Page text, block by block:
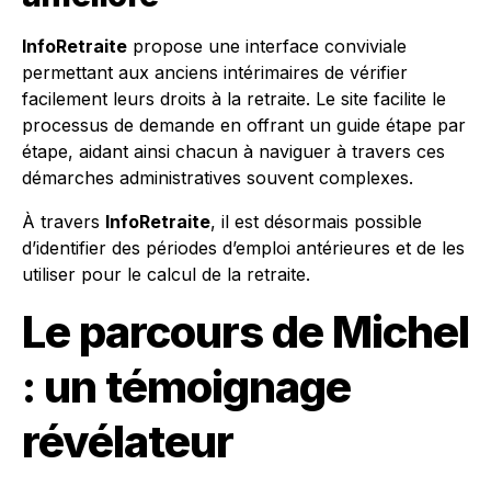
InfoRetraite propose une interface conviviale
permettant aux anciens intérimaires de vérifier
facilement leurs droits à la retraite. Le site facilite le
processus de demande en offrant un guide étape par
étape, aidant ainsi chacun à naviguer à travers ces
démarches administratives souvent complexes.
À travers InfoRetraite, il est désormais possible
d’identifier des périodes d’emploi antérieures et de les
utiliser pour le calcul de la retraite.
Le parcours de Michel
: un témoignage
révélateur